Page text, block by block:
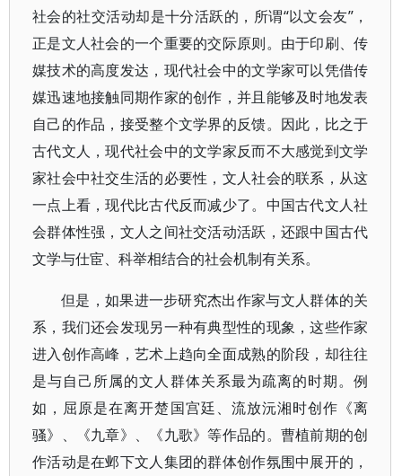
社会的社交活动却是十分活跃的，所谓“以文会友”，
正是文人社会的一个重要的交际原则。由于印刷、传
媒技术的高度发达，现代社会中的文学家可以凭借传
媒迅速地接触同期作家的创作，并且能够及时地发表
自己的作品，接受整个文学界的反馈。因此，比之于
古代文人，现代社会中的文学家反而不大感觉到文学
家社会中社交生活的必要性，文人社会的联系，从这
一点上看，现代比古代反而减少了。中国古代文人社
会群体性强，文人之间社交活动活跃，还跟中国古代
文学与仕宦、科举相结合的社会机制有关系。
但是，如果进一步研究杰出作家与文人群体的关
系，我们还会发现另一种有典型性的现象，这些作家
进入创作高峰，艺术上趋向全面成熟的阶段，却往往
是与自己所属的文人群体关系最为疏离的时期。例
如，屈原是在离开楚国宫廷、流放沅湘时创作《离
骚》、《九章》、《九歌》等作品的。曹植前期的创
作活动是在邺下文人集团的群体创作氛围中展开的，